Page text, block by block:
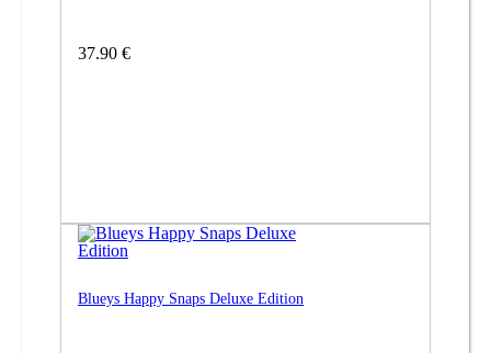
37.90 €
Blueys Happy Snaps Deluxe Edition